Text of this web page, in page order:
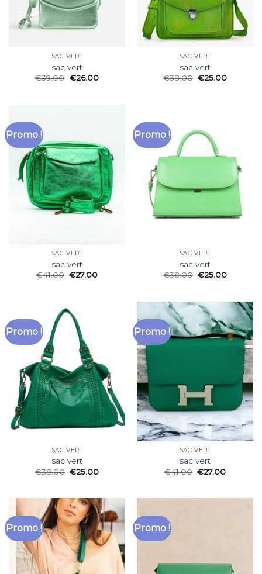
SAC VERT
sac vert
€39.00 €26.00
SAC VERT
sac vert
€38.00 €25.00
Promo !
SAC VERT
sac vert
€41.00 €27.00
Promo !
SAC VERT
sac vert
€38.00 €25.00
Promo !
SAC VERT
sac vert
€38.00 €25.00
Promo !
SAC VERT
sac vert
€41.00 €27.00
Promo ! Promo !